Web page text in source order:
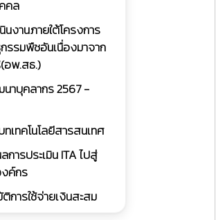
คล
นงานภายใต้โครงการ
รรมพืชอันเนื่องมาจาก
อพ.สธ.)
าบุคลากร 2567 -
เทคโนโลยีสารสนเทศ
การประเมิน ITA ไปสู่
ค์กร
การใช้จ่ายเงินสะสม